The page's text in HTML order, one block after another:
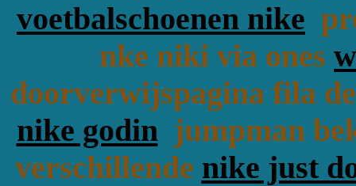
voetbalschoenen nike
nke niki via ones
doorverwijspagina fila
nike godinjumpman
verschillende nike just